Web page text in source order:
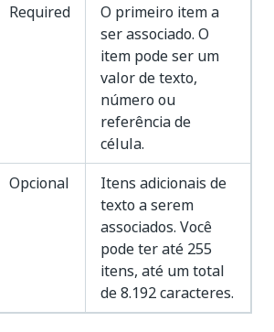
Required
O primeiro item a
ser associado. O
item pode ser um
valor de texto,
número ou
referência de
célula.
Opcional
Itens adicionais de
texto a serem
associados. Você
pode ter até 255
itens, até um total
de 8.192 caracteres.